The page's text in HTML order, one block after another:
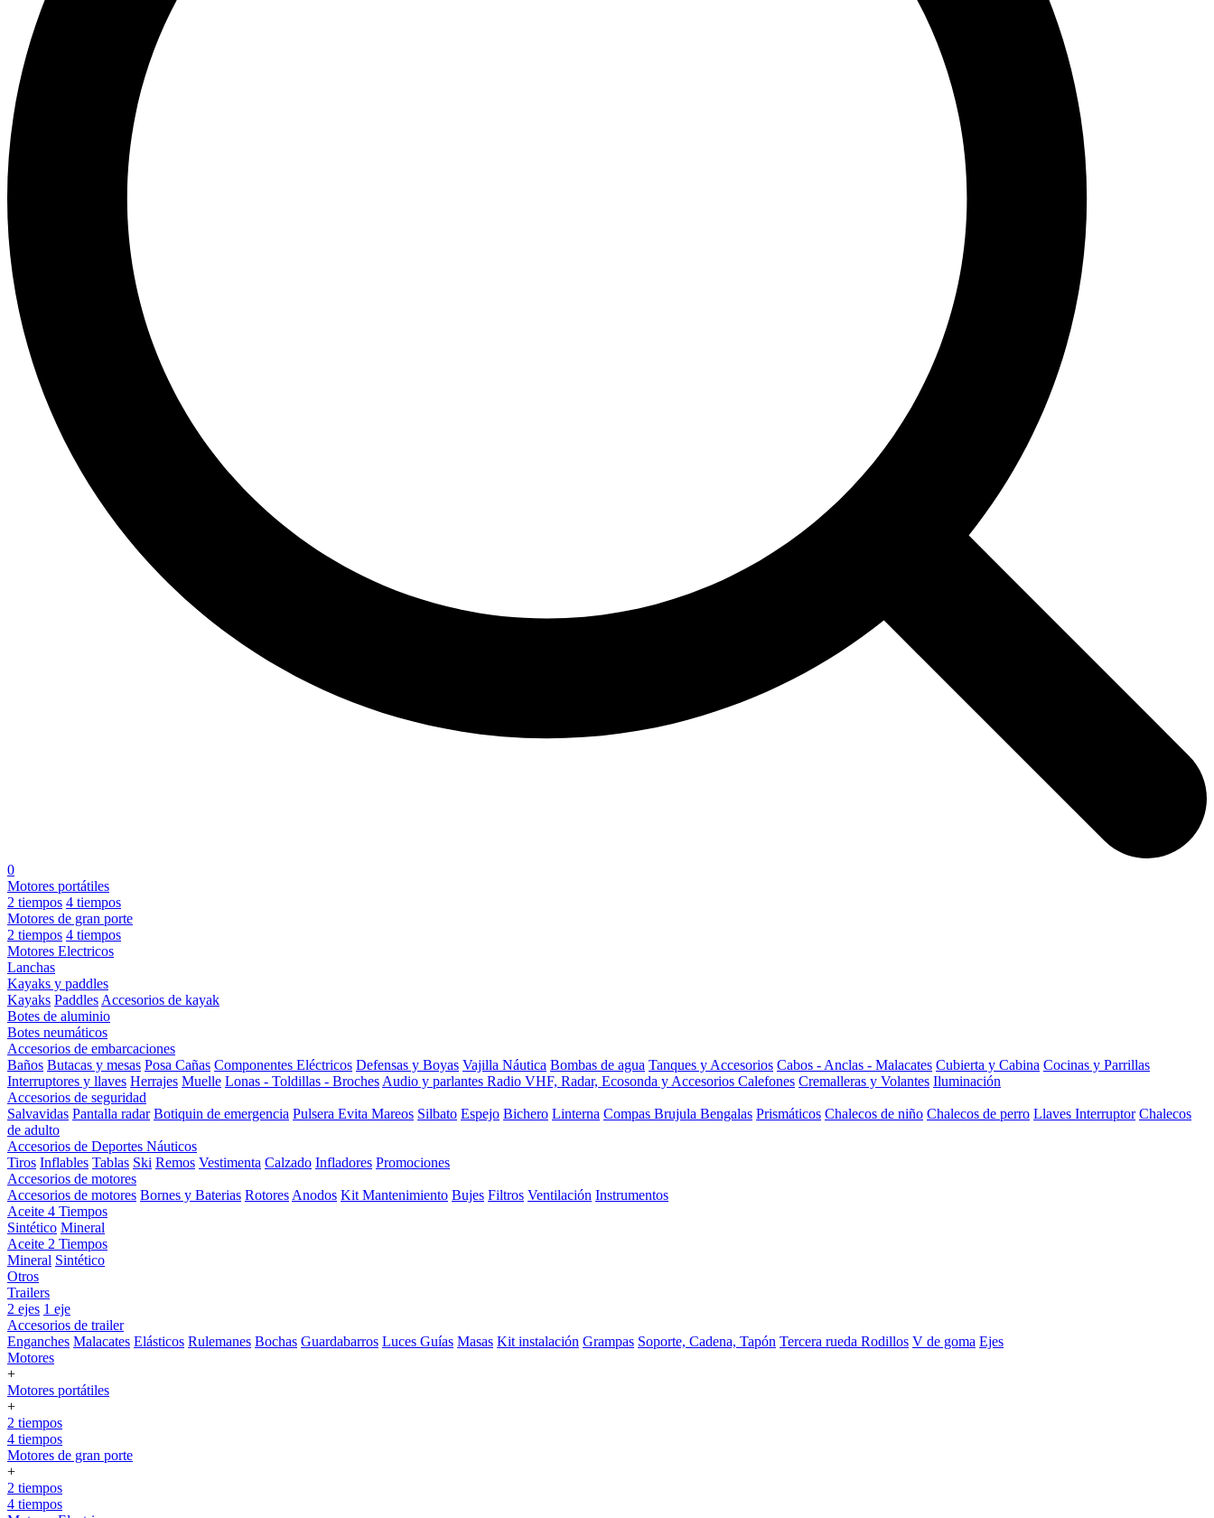
0
Motores portátiles
2 tiempos 4 tiempos
Motores de gran porte
2 tiempos 4 tiempos
Motores Electricos
Lanchas
Kayaks y paddles
Kayaks Paddles Accesorios de kayak
Botes de aluminio
Botes neumáticos
Accesorios de embarcaciones
Baños Butacas y mesas Posa Cañas Componentes Eléctricos Defensas y Boyas Vajilla Náutica Bombas de agua Tanques y Accesorios Cabos - Anclas - Malacates Cubierta y Cabina Cocinas y Parrillas
Interruptores y llaves Herrajes Muelle Lonas - Toldillas - Broches Audio y parlantes Radio VHF, Radar, Ecosonda y Accesorios Calefones Cremalleras y Volantes Iluminación
Accesorios de seguridad
Salvavidas Pantalla radar Botiquin de emergencia Pulsera Evita Mareos Silbato Espejo Bichero Linterna Compas Brujula Bengalas Prismáticos Chalecos de niño Chalecos de perro Llaves Interruptor Chalecos
de adulto
Accesorios de Deportes Náuticos
Tiros Inflables Tablas Ski Remos Vestimenta Calzado Infladores Promociones
Accesorios de motores
Accesorios de motores Bornes y Baterias Rotores Anodos Kit Mantenimiento Bujes Filtros Ventilación Instrumentos
Aceite 4 Tiempos
Sintético Mineral
Aceite 2 Tiempos
Mineral Sintético
Otros
Trailers
2 ejes 1 eje
Accesorios de trailer
Enganches Malacates Elásticos Rulemanes Bochas Guardabarros Luces Guías Masas Kit instalación Grampas Soporte, Cadena, Tapón Tercera rueda Rodillos V de goma Ejes
Motores
+
Motores portátiles
+
2 tiempos
4 tiempos
Motores de gran porte
+
2 tiempos
4 tiempos